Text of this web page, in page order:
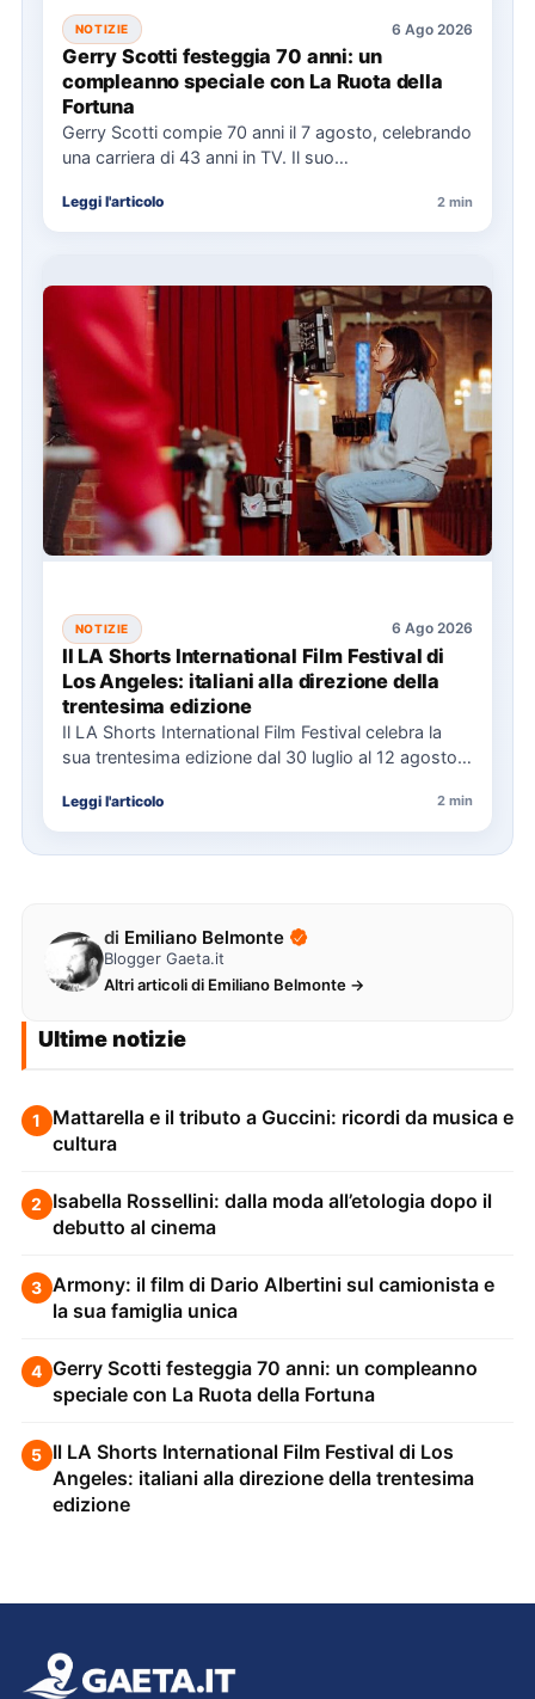
NOTIZIE 6 Ago 2026
Gerry Scotti festeggia 70 anni: un
compleanno speciale con La Ruota della
Fortuna
Gerry Scotti compie 70 anni il 7 agosto, celebrando
una carriera di 43 anni in TV. Il suo…
Leggi l'articolo 2 min
NOTIZIE 6 Ago 2026
Il LA Shorts International Film Festival di
Los Angeles: italiani alla direzione della
trentesima edizione
Il LA Shorts International Film Festival celebra la
sua trentesima edizione dal 30 luglio al 12 agosto,
Leggi l'articolo 2 min
di Emiliano Belmonte
Blogger Gaeta.it
Altri articoli di Emiliano Belmonte →
Ultime notizie
1
Mattarella e il tributo a Guccini: ricordi da musica e
cultura
2 Isabella Rossellini: dalla moda all’etologia dopo il
debutto al cinema
3 Armony: il film di Dario Albertini sul camionista e
la sua famiglia unica
4 Gerry Scotti festeggia 70 anni: un compleanno
speciale con La Ruota della Fortuna
5 Il LA Shorts International Film Festival di Los
Angeles: italiani alla direzione della trentesima
edizione